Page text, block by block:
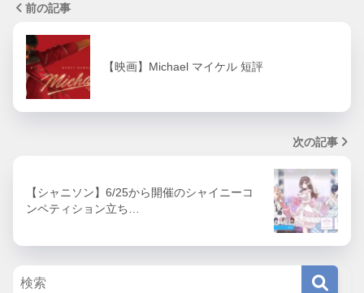
前の記事
【映画】Michael マイケル 短評
次の記事
【シャニソン】6/25から開催のシャイニーコ
ンペティション立ち…